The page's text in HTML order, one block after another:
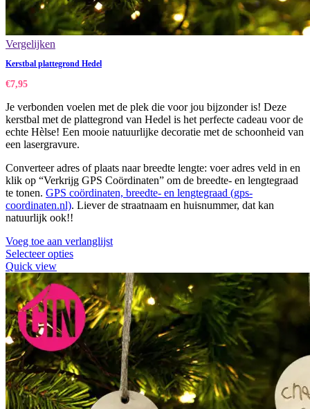
Vergelijken
Kerstbal plattegrond Hedel
€7,95
Je verbonden voelen met de plek die voor jou bijzonder is! Deze
kerstbal met de plattegrond van Hedel is het perfecte cadeau voor de
echte Hèlse! Een mooie natuurlijke decoratie met de schoonheid van
een lasergravure.
Converteer adres of plaats naar breedte lengte: voer adres veld in en
klik op “Verkrijg GPS Coördinaten” om de breedte- en lengtegraad
te tonen. GPS coördinaten, breedte- en lengtegraad (gps-
coordinaten.nl). Liever de straatnaam en huisnummer, dat kan
natuurlijk ook!!
Voeg toe aan verlanglijst
Selecteer opties
Quick view